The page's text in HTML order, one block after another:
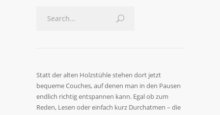
Statt der alten Holzstühle stehen dort jetzt
bequeme Couches, auf denen man in den Pausen
endlich richtig entspannen kann. Egal ob zum
Reden, Lesen oder einfach kurz Durchatmen – die